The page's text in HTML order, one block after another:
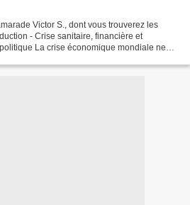
Victor S., dont vous trouverez les
- Crise sanitaire, financière et
La crise économique mondiale ne